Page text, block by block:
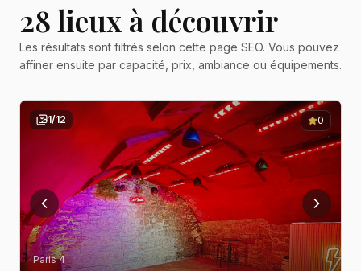
28lieux à découvrir
Les résultats sont filtrés selon cette page SEO. Vous pouvez
affiner ensuite par capacité, prix, ambiance ou équipements.
1/12 0
Paris 4